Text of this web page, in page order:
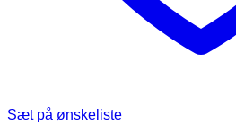
Sæt på ønskeliste